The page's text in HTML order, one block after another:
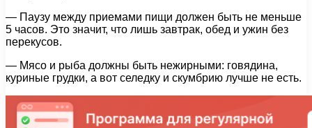
— Паузу между приемами пищи должен быть не меньше
5 часов. Это значит, что лишь завтрак, обед и ужин без
перекусов.
— Мясо и рыба должны быть нежирными: говядина,
куриные грудки, а вот селедку и скумбрию лучше не есть.